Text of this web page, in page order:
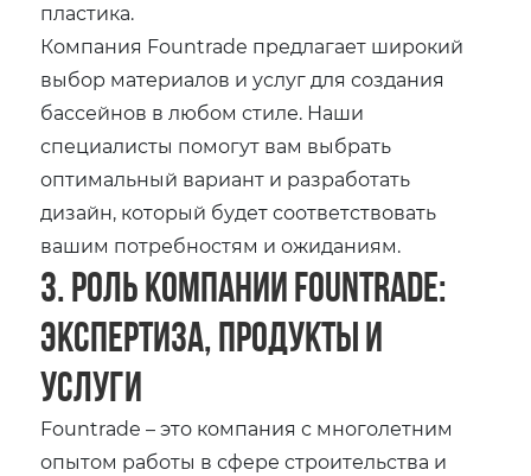
пластика.
Компания Fountrade предлагает широкий
выбор материалов и услуг для создания
бассейнов в любом стиле. Наши
специалисты помогут вам выбрать
оптимальный вариант и разработать
дизайн, который будет соответствовать
вашим потребностям и ожиданиям.
3. Роль компании Fountrade:
Экспертиза, продукты и
услуги
Fountrade – это компания с многолетним
опытом работы в сфере строительства и